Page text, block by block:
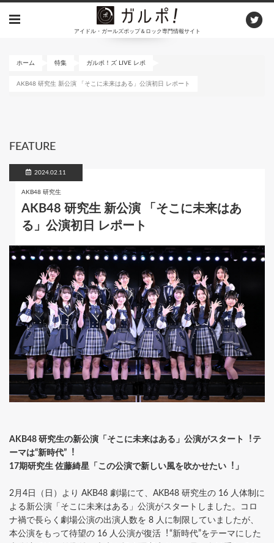
アイドル・ガールズポップ＆ロック専門情報サイト
ホーム 特集 ガルポ！ズ LIVE レポ
AKB48 研究⽣ 新公演 「そこに未来はある」公演初⽇ レポート
FEATURE
2024.02.11
AKB48 研究⽣
AKB48 研究⽣ 新公演 「そこに未来はあ
る」公演初⽇ レポート
AKB48 研究⽣の新公演「そこに未来はある」公演がスタート︕テ
ーマは“新時代”︕
17期研究⽣ 佐藤綺星「この公演で新しい⾵を吹かせたい︕」
2⽉4⽇（⽇）より AKB48 劇場にて、AKB48 研究⽣の 16 ⼈体制に
よる新公演「そこに未来はある」公演がスタートしました。コロ
ナ禍で⻑らく劇場公演の出演⼈数を 8 ⼈に制限していましたが、
本公演をもって待望の 16 ⼈公演が復活︕“新時代”をテーマにした